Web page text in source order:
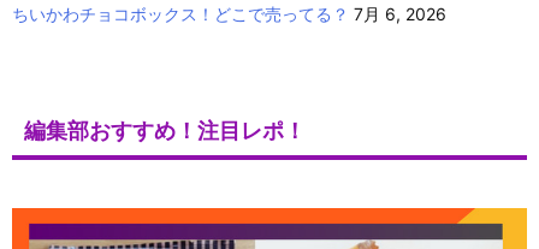
ちいかわチョコボックス！どこで売ってる？ 7月 6, 2026
編集部おすすめ！注目レポ！